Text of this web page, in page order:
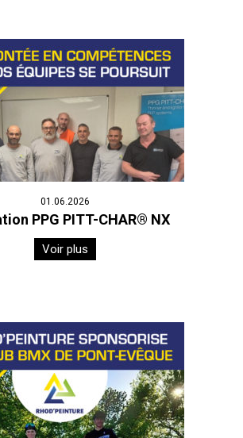
01.06.2026
PPG PITT-CHAR® NX
Voir plus